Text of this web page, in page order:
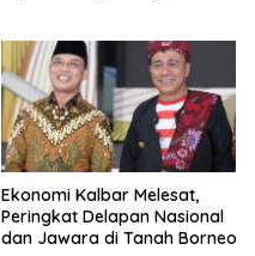
Ekonomi Kalbar Melesat,
Peringkat Delapan Nasional
dan Jawara di Tanah Borneo